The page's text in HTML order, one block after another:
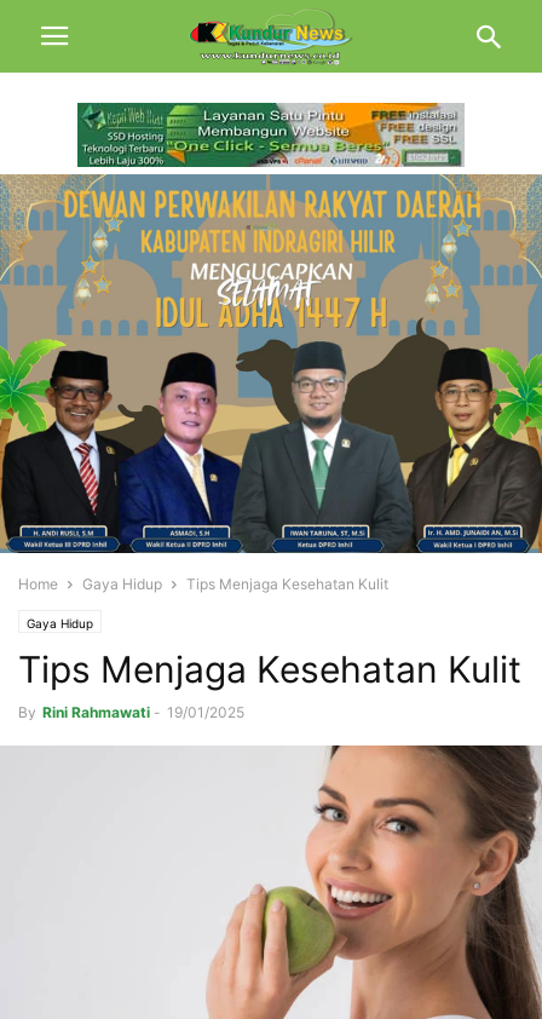
Home Gaya Hidup Tips Menjaga Kesehatan Kulit
Gaya Hidup
Tips Menjaga Kesehatan Kulit
By Rini Rahmawati - 19/01/2025